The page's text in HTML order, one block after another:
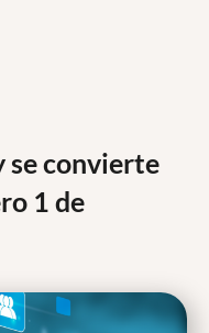
se convierte
1 de